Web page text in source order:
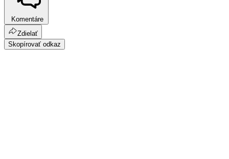
Komentáre
Zdielať
Skopírovať odkaz